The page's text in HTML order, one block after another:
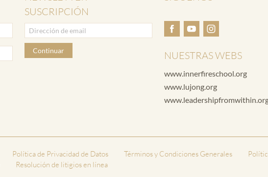
SUSCRIPCIÓN
Continuar NUESTRAS WEBS
www.innerfireschool.org
www.lujong.org
Política de Privacidad de Datos Términos y Condiciones Generales
Resolución de litigios en línea